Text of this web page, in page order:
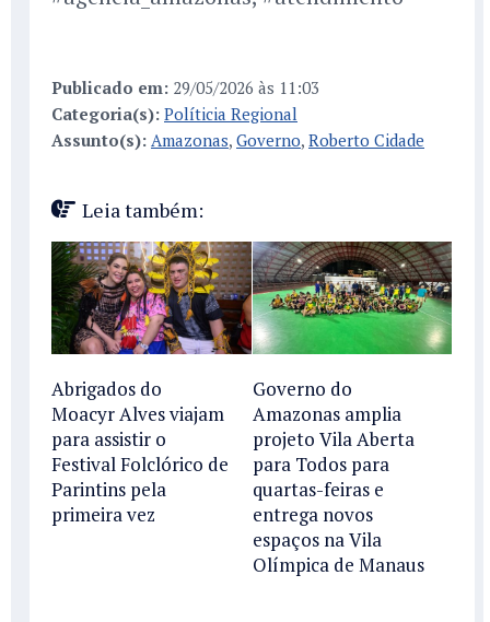
Publicado em: 29/05/2026 às 11:03
Categoria(s): Políticia Regional
Assunto(s): Amazonas, Governo, Roberto Cidade
Leia também:
Abrigados do
Moacyr Alves viajam
para assistir o
Festival Folclórico de
Parintins pela
primeira vez
Governo do
Amazonas amplia
projeto Vila Aberta
para Todos para
quartas-feiras e
entrega novos
espaços na Vila
Olímpica de Manaus